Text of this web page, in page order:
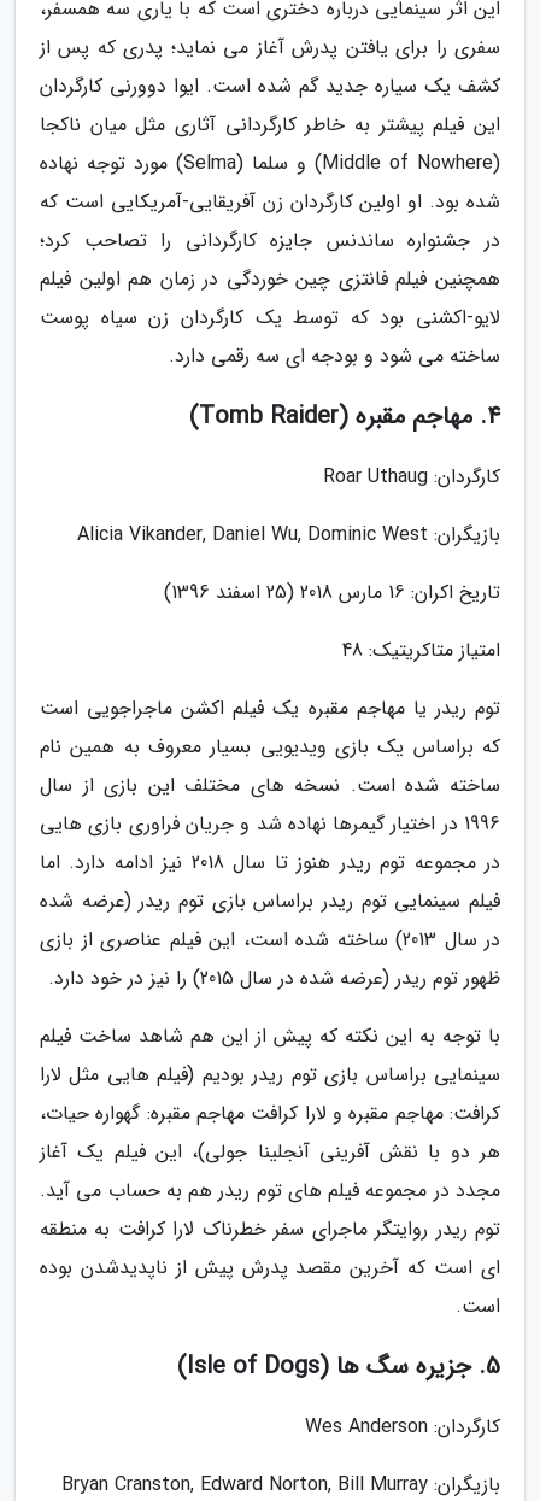
این اثر سینمایی درباره دختری است که با یاری سه همسفر،
سفری را برای یافتن پدرش آغاز می نماید؛ پدری که پس از
کشف یک سیاره جدید گم شده است. ایوا دوورنی کارگردان
این فیلم پیشتر به خاطر کارگردانی آثاری مثل میان ناکجا
(Middle of Nowhere) و سلما (Selma) مورد توجه نهاده
شده بود. او اولین کارگردان زن آفریقایی-آمریکایی است که
در جشنواره ساندنس جایزه کارگردانی را تصاحب کرد؛
همچنین فیلم فانتزی چین خوردگی در زمان هم اولین فیلم
لایو-اکشنی بود که توسط یک کارگردان زن سیاه پوست
ساخته می شود و بودجه ای سه رقمی دارد.
4. مهاجم مقبره (Tomb Raider)
کارگردان: Roar Uthaug
بازیگران: Alicia Vikander, Daniel Wu, Dominic West
تاریخ اکران: 16 مارس 2018 (25 اسفند 1396)
امتیاز متاکریتیک: 48
توم ریدر یا مهاجم مقبره یک فیلم اکشن ماجراجویی است
که براساس یک بازی ویدیویی بسیار معروف به همین نام
ساخته شده است. نسخه های مختلف این بازی از سال
1996 در اختیار گیمرها نهاده شد و جریان فراوری بازی هایی
در مجموعه توم ریدر هنوز تا سال 2018 نیز ادامه دارد. اما
فیلم سینمایی توم ریدر براساس بازی توم ریدر (عرضه شده
در سال 2013) ساخته شده است، این فیلم عناصری از بازی
ظهور توم ریدر (عرضه شده در سال 2015) را نیز در خود دارد.
با توجه به این نکته که پیش از این هم شاهد ساخت فیلم
سینمایی براساس بازی توم ریدر بودیم (فیلم هایی مثل لارا
کرافت: مهاجم مقبره و لارا کرافت مهاجم مقبره: گهواره حیات،
هر دو با نقش آفرینی آنجلینا جولی)، این فیلم یک آغاز
مجدد در مجموعه فیلم های توم ریدر هم به حساب می آید.
توم ریدر روایتگر ماجرای سفر خطرناک لارا کرافت به منطقه
ای است که آخرین مقصد پدرش پیش از ناپدیدشدن بوده
است.
5. جزیره سگ ها (Isle of Dogs)
کارگردان: Wes Anderson
بازیگران: Bryan Cranston, Edward Norton, Bill Murray